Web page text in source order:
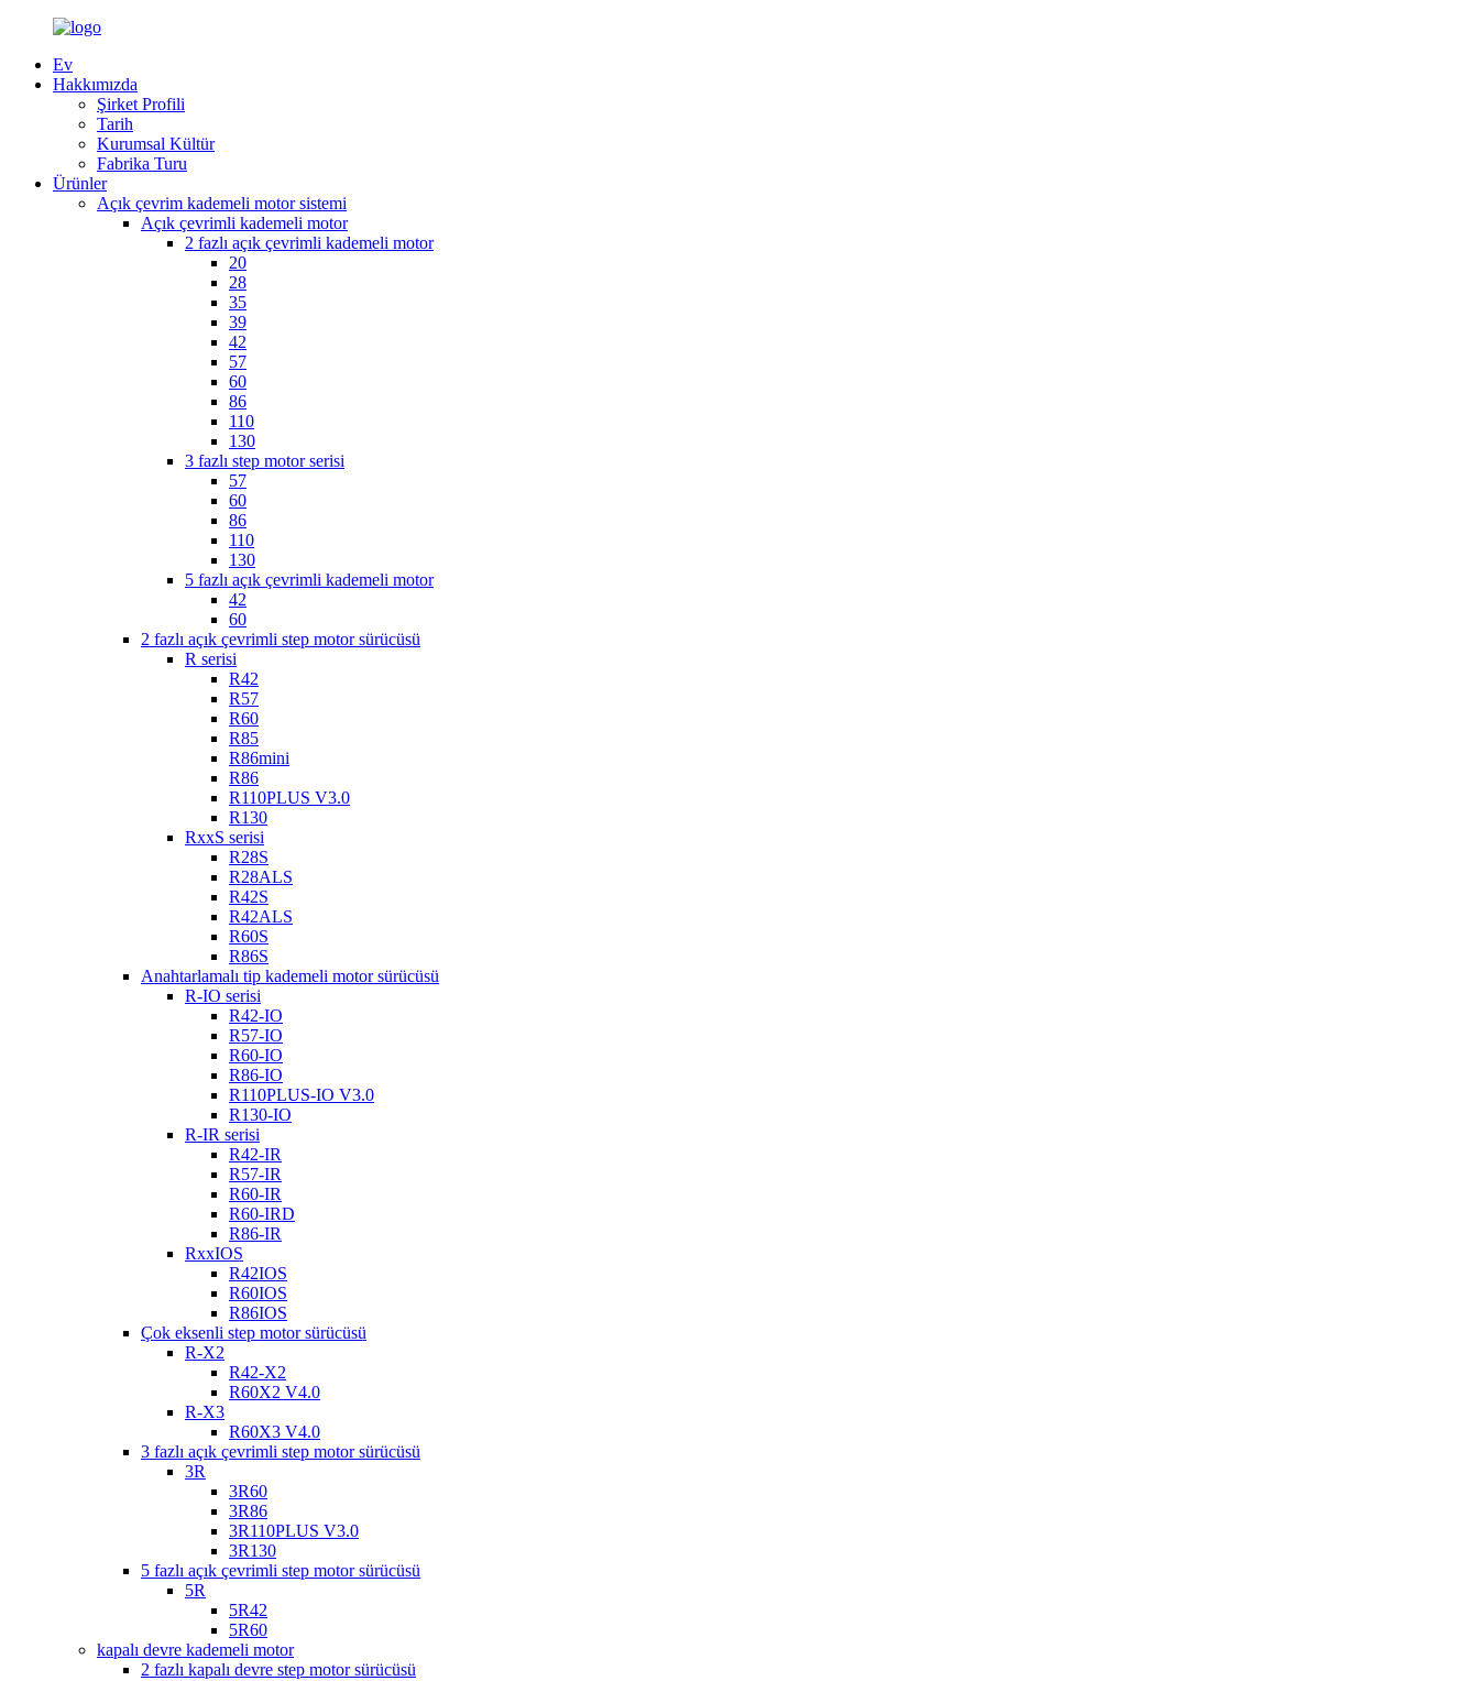
Ev
Hakkımızda
Şirket Profili
Tarih
Kurumsal Kültür
Fabrika Turu
Ürünler
Açık çevrim kademeli motor sistemi
Açık çevrimli kademeli motor
2 fazlı açık çevrimli kademeli motor
20
28
35
39
42
57
60
86
110
130
3 fazlı step motor serisi
57
60
86
110
130
5 fazlı açık çevrimli kademeli motor
42
60
2 fazlı açık çevrimli step motor sürücüsü
R serisi
R42
R57
R60
R85
R86mini
R86
R110PLUS V3.0
R130
RxxS serisi
R28S
R28ALS
R42S
R42ALS
R60S
R86S
Anahtarlamalı tip kademeli motor sürücüsü
R-IO serisi
R42-IO
R57-IO
R60-IO
R86-IO
R110PLUS-IO V3.0
R130-IO
R-IR serisi
R42-IR
R57-IR
R60-IR
R60-IRD
R86-IR
RxxIOS
R42IOS
R60IOS
R86IOS
Çok eksenli step motor sürücüsü
R-X2
R42-X2
R60X2 V4.0
R-X3
R60X3 V4.0
3 fazlı açık çevrimli step motor sürücüsü
3R
3R60
3R86
3R110PLUS V3.0
3R130
5 fazlı açık çevrimli step motor sürücüsü
5R
5R42
5R60
kapalı devre kademeli motor
2 fazlı kapalı devre step motor sürücüsü